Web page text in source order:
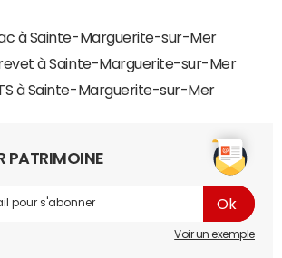
à Sainte-Marguerite-sur-Mer
à Sainte-Marguerite-sur-Mer
à Sainte-Marguerite-sur-Mer
PATRIMOINE
Voir un exemple